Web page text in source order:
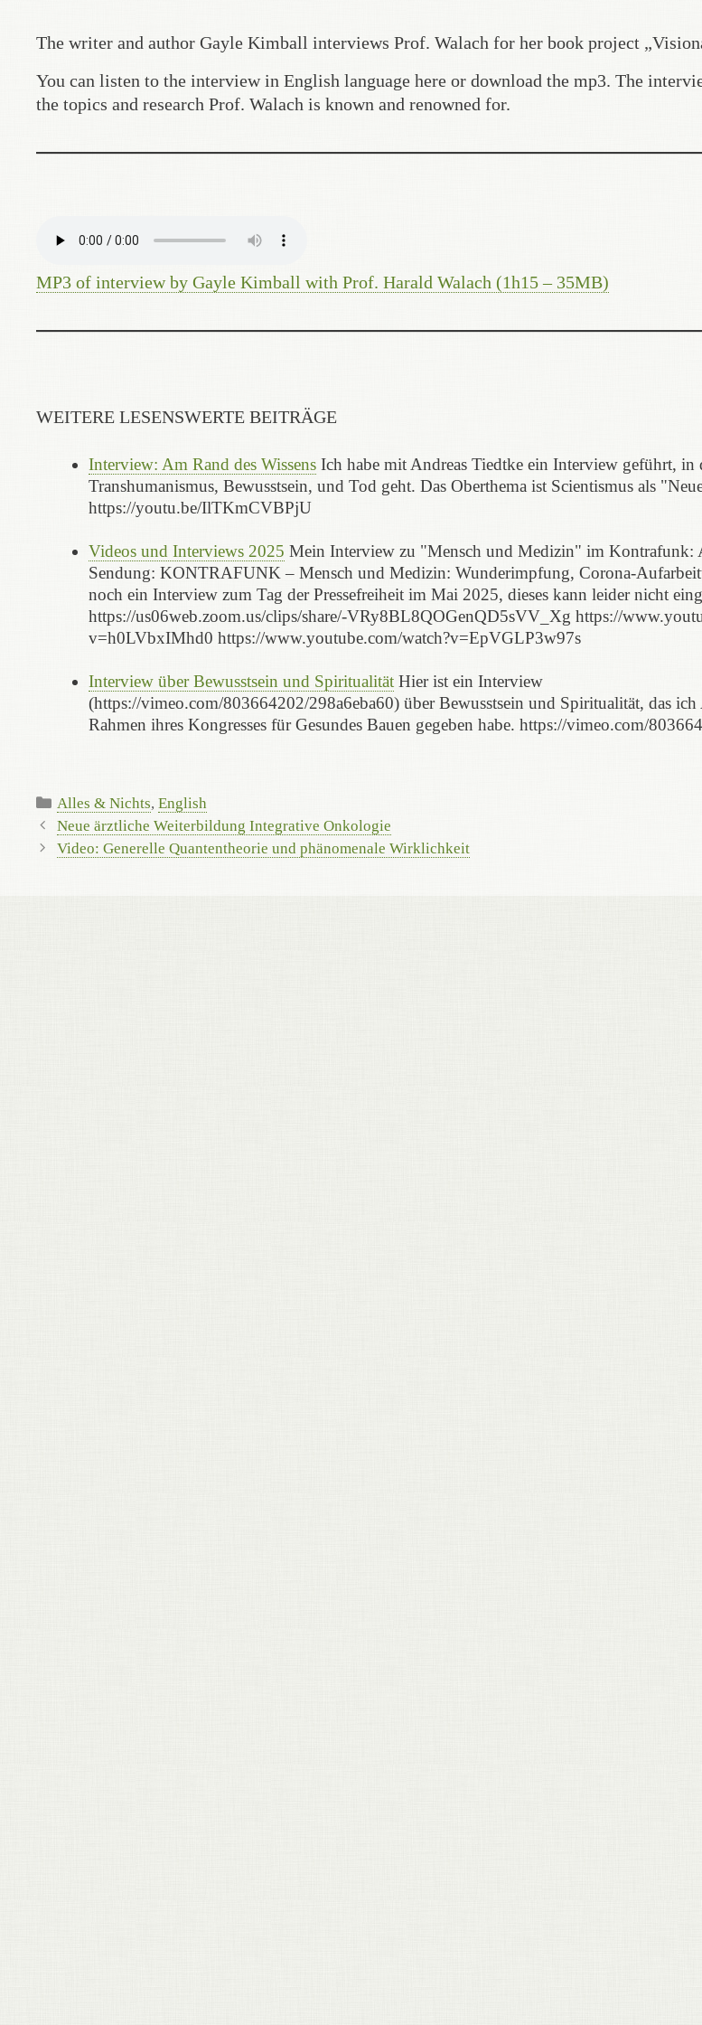
The writer and author Gayle Kimball interviews Prof. Walach for her book project
You can listen to the interview in English language here or download the mp3. The
the topics and research Prof. Walach is known and renowned for.
MP3 of interview by Gayle Kimball with Prof. Harald Walach (1h15 – 35MB)
WEITERE LESENSWERTE BEITRÄGE
Interview: Am Rand des WissensIch habe mit Andreas Tiedtke ein Interview geführt, in
Transhumanismus, Bewusstsein, und Tod geht. Das Oberthema ist Scientismus als
https://youtu.be/IlTKmCVBPjU
Videos und Interviews 2025 Mein Interview zu "Mensch und Medizin" im Kontrafunk:
Sendung: KONTRAFUNK – Mensch und Medizin: Wunderimpfung, Corona-
noch ein Interview zum Tag der Pressefreiheit im Mai 2025, dieses kann leider nicht
https://us06web.zoom.us/clips/share/-VRy8BL8QOGenQD5sVV_Xg https://
v=h0LVbxIMhd0 https://www.youtube.com/watch?v=EpVGLP3w97s
Interview über Bewusstsein und SpiritualitätHier ist ein Interview
(https://vimeo.com/803664202/298a6eba60) über Bewusstsein und Spiritualität, das
Rahmen ihres Kongresses für Gesundes Bauen gegeben habe. https://vimeo.com/
Kategorien
Alles & Nichts,English
Neue ärztliche Weiterbildung Integrative Onkologie
Video: Generelle Quantentheorie und phänomenale Wirklichkeit